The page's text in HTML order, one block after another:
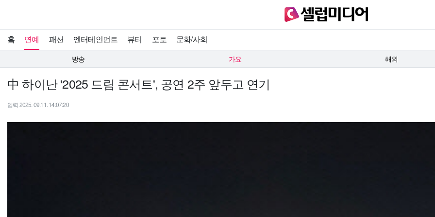
홈 연예 패션 엔터테인먼트 뷰티 포토 문화/사회
방송 가요 해외
中 하이난 '2025 드림 콘서트', 공연 2주 앞두고 연기
입력 2025. 09.11. 14:07:20